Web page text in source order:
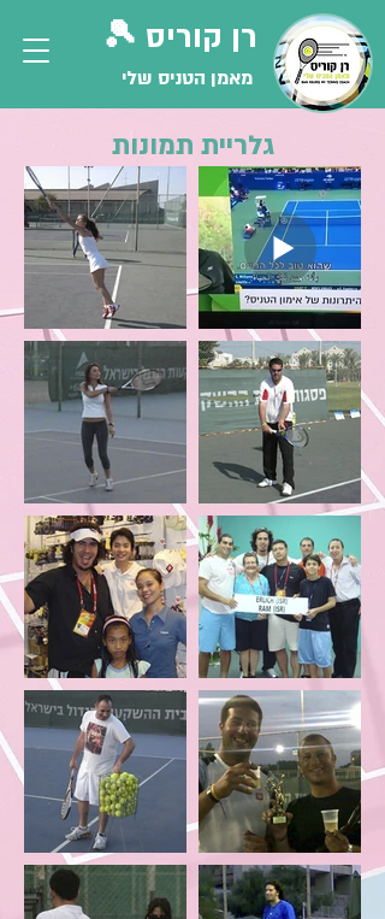
רן קוריס 🎾
מאמן הטניס שלי
גלריית תמונות